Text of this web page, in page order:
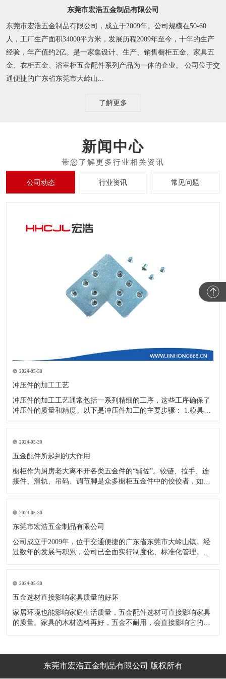
东莞市宏浩五金制品有限公司
东莞市宏浩五金制品有限公司，成立于2009年。公司规模在50-60
人，工厂生产面积34000平方米，发展历程2009年至今，十年的生产
经验，年产值约2亿。是一家集设计、生产、销售橱柜五金、家具五
金、衣柜五金、浴室柜五金配件系列产品为一体的企业。 公司位于交
通便捷的广东省东莞市大岭山...
了解更多
新闻中心
公司动态 行业资讯 常见问题
2024-05-30
冲压件的加工工艺
冲压件的加工工艺通常包括一系列精细的工序，这些工序确保了
冲压件的质量和精度。以下是冲压件加工的主要步骤： 1.模具设
开料与落料：在图纸上标注尺寸后，根据图纸要求选择合适的板
材。然
2024-05-30
五金配件所起到的大作用
橱柜作为厨房老大离不开各类五金件的“辅佐”。铰链、拉手、连
接件、滑轨、吊码、调节脚是众多橱柜五金件中的佼佼者，如果
调节脚，橱柜就像得了“软骨症”，站都站不直……五花八门的橱
柜五金件好
2024-05-30
东莞市宏浩五金制品有限公司
公司成立于2009年，位于交通便捷的广东省东莞市大岭山镇。经
过数年的发展与积累，公司已全面实行制度化、标准化管理。从
的改造创新，设计制造了一系列更加新颖、美观、更具时代潮流
的新
2024-05-30
五金选材直接影响家具质量的好坏
家居环境也能影响家庭生活质量，五金配件选材可直接影响家具
的质量。家具的木材选料再好，五金不耐用，会直接影响它的使
金、铝合金等。不同五金的加工工艺不同：钳工、表面涂覆处
理、焊接、机械加东莞市宏浩五金制品有限公司 版权所有